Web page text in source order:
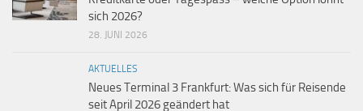
sich 2026?
28. JUNI 2026
AKTUELLES
Neues Terminal 3 Frankfurt: Was sich für Reisende
seit April 2026 geändert hat